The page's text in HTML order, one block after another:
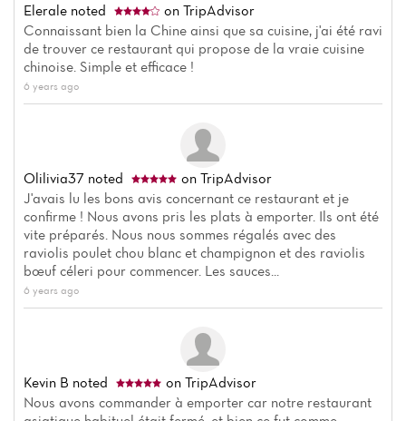
Elerale noted
on TripAdvisor
Connaissant bien la Chine ainsi que sa cuisine, j'ai été ravi
de trouver ce restaurant qui propose de la vraie cuisine
chinoise. Simple et efficace !
6 years ago
Olilivia37 noted
on TripAdvisor
J'avais lu les bons avis concernant ce restaurant et je
confirme ! Nous avons pris les plats à emporter. Ils ont été
vite préparés. Nous nous sommes régalés avec des
raviolis poulet chou blanc et champignon et des raviolis
bœuf céleri pour commencer. Les sauces...
6 years ago
Kevin B noted
on TripAdvisor
Nous avons commander à emporter car notre restaurant